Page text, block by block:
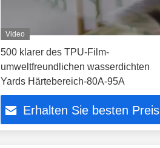
Video
500 klarer des TPU-Film-
umweltfreundlichen wasserdichten
Yards Härtebereich-80A-95A
Erhalten Sie besten Preis